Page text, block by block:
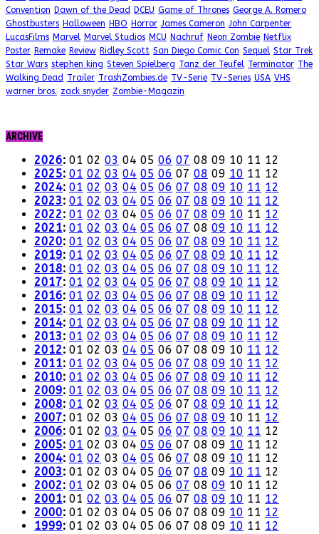
Convention Dawn of the Dead DCEU Game of Thrones George A. Romero
Ghostbusters Halloween HBO Horror James Cameron John Carpenter
LucasFilms Marvel Marvel Studios MCU Nachruf Neon Zombie Netflix
Poster Remake Review Ridley Scott San Diego Comic Con Sequel Star Trek
Star Wars stephen king Steven Spielberg Tanz der Teufel Terminator The
Walking Dead Trailer TrashZombies.de TV-Serie TV-Series USA VHS
warner bros. zack snyder Zombie-Magazin
ARCHIVE
2026: 01 02 03 04 05 06 07 08 09 10 11 12
2025: 01 02 03 04 05 06 07 08 09 10 11 12
2024: 01 02 03 04 05 06 07 08 09 10 11 12
2023: 01 02 03 04 05 06 07 08 09 10 11 12
2022: 01 02 03 04 05 06 07 08 09 10 11 12
2021: 01 02 03 04 05 06 07 08 09 10 11 12
2020: 01 02 03 04 05 06 07 08 09 10 11 12
2019: 01 02 03 04 05 06 07 08 09 10 11 12
2018: 01 02 03 04 05 06 07 08 09 10 11 12
2017: 01 02 03 04 05 06 07 08 09 10 11 12
2016: 01 02 03 04 05 06 07 08 09 10 11 12
2015: 01 02 03 04 05 06 07 08 09 10 11 12
2014: 01 02 03 04 05 06 07 08 09 10 11 12
2013: 01 02 03 04 05 06 07 08 09 10 11 12
2012: 01 02 03 04 05 06 07 08 09 10 11 12
2011: 01 02 03 04 05 06 07 08 09 10 11 12
2010: 01 02 03 04 05 06 07 08 09 10 11 12
2009: 01 02 03 04 05 06 07 08 09 10 11 12
2008: 01 02 03 04 05 06 07 08 09 10 11 12
2007: 01 02 03 04 05 06 07 08 09 10 11 12
2006: 01 02 03 04 05 06 07 08 09 10 11 12
2005: 01 02 03 04 05 06 07 08 09 10 11 12
2004: 01 02 03 04 05 06 07 08 09 10 11 12
2003: 01 02 03 04 05 06 07 08 09 10 11 12
2002: 01 02 03 04 05 06 07 08 09 10 11 12
2001: 01 02 03 04 05 06 07 08 09 10 11 12
2000: 01 02 03 04 05 06 07 08 09 10 11 12
1999: 01 02 03 04 05 06 07 08 09 10 11 12